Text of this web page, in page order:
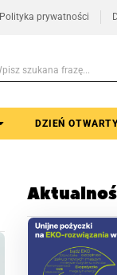
Polityka prywatności
DZIEŃ